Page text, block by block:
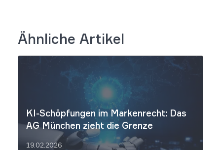
Ähnliche Artikel
KI-Schöpfungen im Markenrecht: Das
AG München zieht die Grenze
19.02.2026